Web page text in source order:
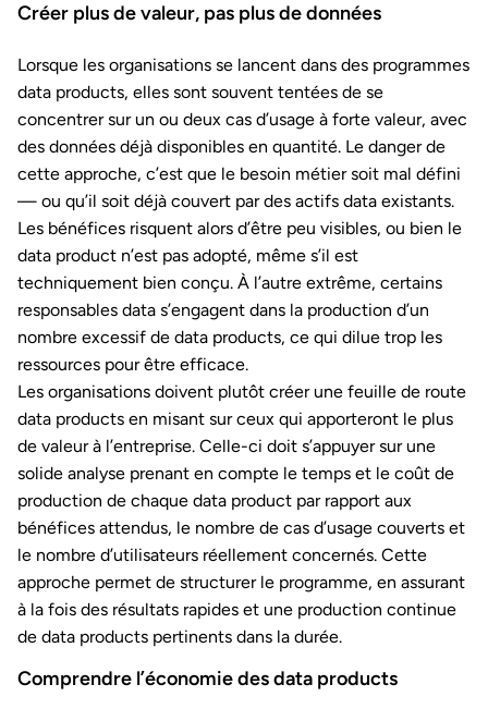
Créer plus de valeur, pas plus de données
Lorsque les organisations se lancent dans des programmes
data products, elles sont souvent tentées de se
concentrer sur un ou deux cas d’usage à forte valeur, avec
des données déjà disponibles en quantité. Le danger de
cette approche, c’est que le besoin métier soit mal défini
— ou qu’il soit déjà couvert par des actifs data existants.
Les bénéfices risquent alors d’être peu visibles, ou bien le
data product n’est pas adopté, même s’il est
techniquement bien conçu. À l’autre extrême, certains
responsables data s’engagent dans la production d’un
nombre excessif de data products, ce qui dilue trop les
ressources pour être efficace.
Les organisations doivent plutôt créer une feuille de route
data products en misant sur ceux qui apporteront le plus
de valeur à l’entreprise. Celle-ci doit s’appuyer sur une
solide analyse prenant en compte le temps et le coût de
production de chaque data product par rapport aux
bénéfices attendus, le nombre de cas d’usage couverts et
le nombre d’utilisateurs réellement concernés. Cette
approche permet de structurer le programme, en assurant
à la fois des résultats rapides et une production continue
de data products pertinents dans la durée.
Comprendre l’économie des data products